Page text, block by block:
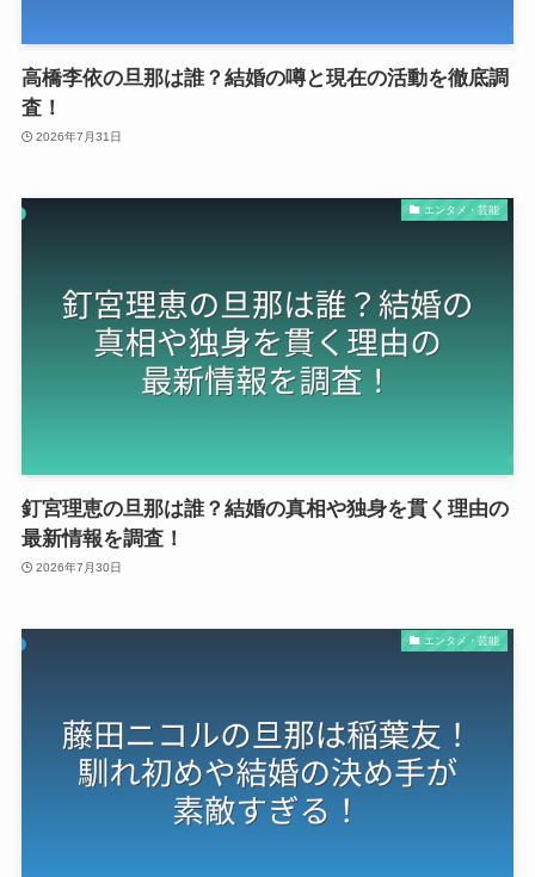
高橋李依の旦那は誰？結婚の噂と現在の活動を徹底調
査！
2026年7月31日
エンタメ・芸能
釘宮理恵の旦那は誰？結婚の真相や独身を貫く理由の
最新情報を調査！
2026年7月30日
エンタメ・芸能